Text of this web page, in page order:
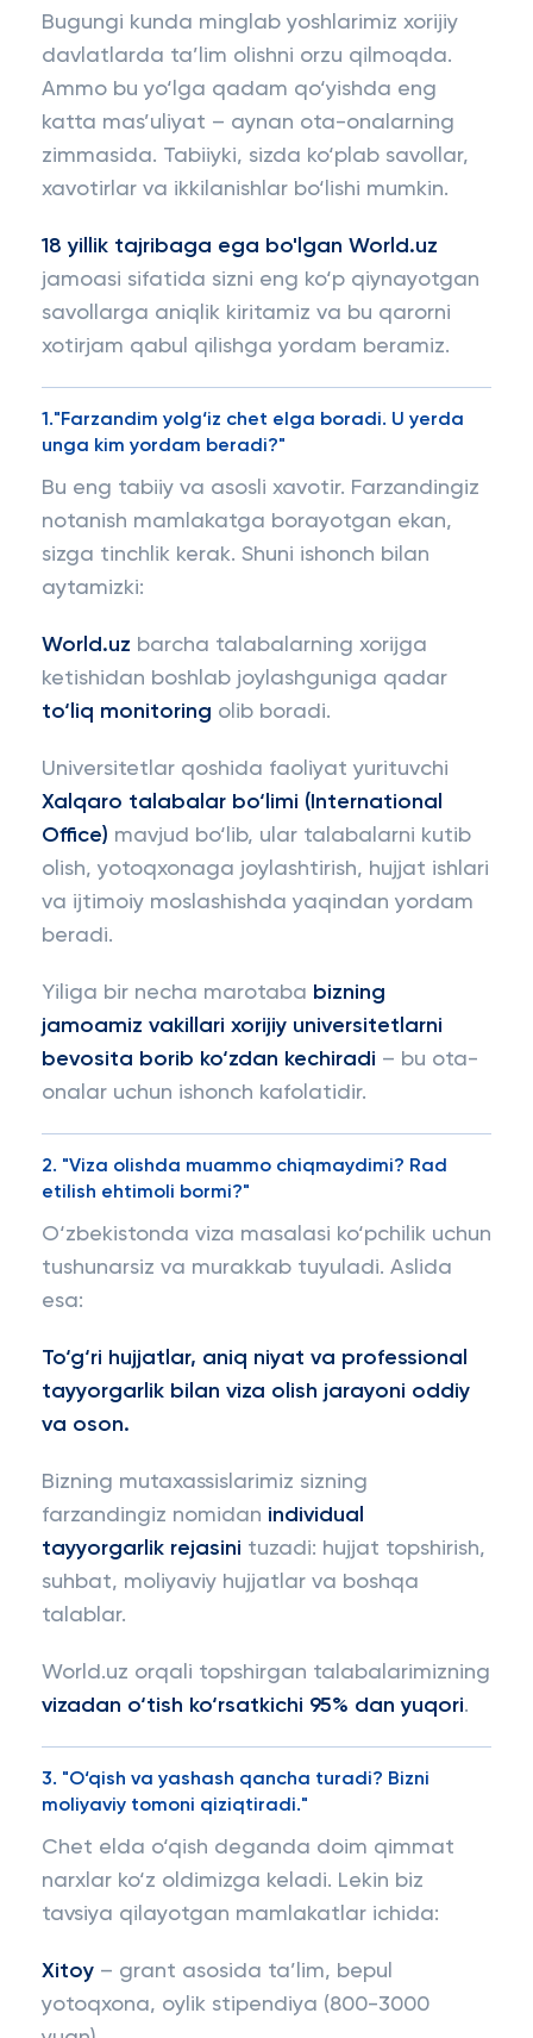
Bugungi kunda minglab yoshlarimiz xorijiy
davlatlarda ta’lim olishni orzu qilmoqda.
Ammo bu yo‘lga qadam qo‘yishda eng
katta mas’uliyat – aynan ota-onalarning
zimmasida. Tabiiyki, sizda ko‘plab savollar,
xavotirlar va ikkilanishlar bo‘lishi mumkin.
18 yillik tajribaga ega bo'lgan World.uz
jamoasi sifatida sizni eng ko‘p qiynayotgan
savollarga aniqlik kiritamiz va bu qarorni
xotirjam qabul qilishga yordam beramiz.
1."Farzandim yolg‘iz chet elga boradi. U yerda
unga kim yordam beradi?"
Bu eng tabiiy va asosli xavotir. Farzandingiz
notanish mamlakatga borayotgan ekan,
sizga tinchlik kerak. Shuni ishonch bilan
aytamizki:
World.uz barcha talabalarning xorijga
ketishidan boshlab joylashguniga qadar
to‘liq monitoring olib boradi.
Universitetlar qoshida faoliyat yurituvchi
Xalqaro talabalar bo‘limi (International
Office) mavjud bo‘lib, ular talabalarni kutib
olish, yotoqxonaga joylashtirish, hujjat ishlari
va ijtimoiy moslashishda yaqindan yordam
beradi.
Yiliga bir necha marotaba bizning
jamoamiz vakillari xorijiy universitetlarni
bevosita borib ko‘zdan kechiradi – bu ota-
onalar uchun ishonch kafolatidir.
2. "Viza olishda muammo chiqmaydimi? Rad
etilish ehtimoli bormi?"
O‘zbekistonda viza masalasi ko‘pchilik uchun
tushunarsiz va murakkab tuyuladi. Aslida
esa:
To‘g‘ri hujjatlar, aniq niyat va professional
tayyorgarlik bilan viza olish jarayoni oddiy
va oson.
Bizning mutaxassislarimiz sizning
farzandingiz nomidan individual
tayyorgarlik rejasini tuzadi: hujjat topshirish,
suhbat, moliyaviy hujjatlar va boshqa
talablar.
World.uz orqali topshirgan talabalarimizning
vizadan o‘tish ko‘rsatkichi 95% dan yuqori.
3. "O‘qish va yashash qancha turadi? Bizni
moliyaviy tomoni qiziqtiradi."
Chet elda o‘qish deganda doim qimmat
narxlar ko‘z oldimizga keladi. Lekin biz
tavsiya qilayotgan mamlakatlar ichida:
Xitoy – grant asosida ta’lim, bepul
yotoqxona, oylik stipendiya (800-3000